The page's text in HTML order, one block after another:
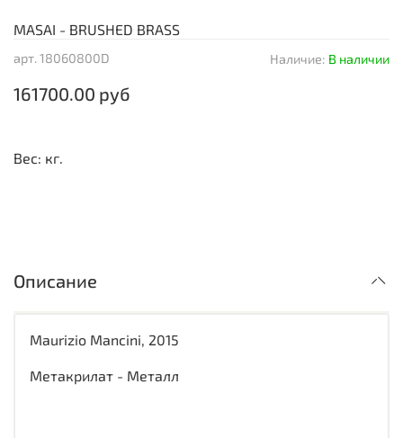
арт. 18060800D Наличие: В наличии
161700.00 руб
MASAI - BRUSHED BRASS
Вес: кг.
Описание
Maurizio Mancini, 2015
Метакрилат - Металл